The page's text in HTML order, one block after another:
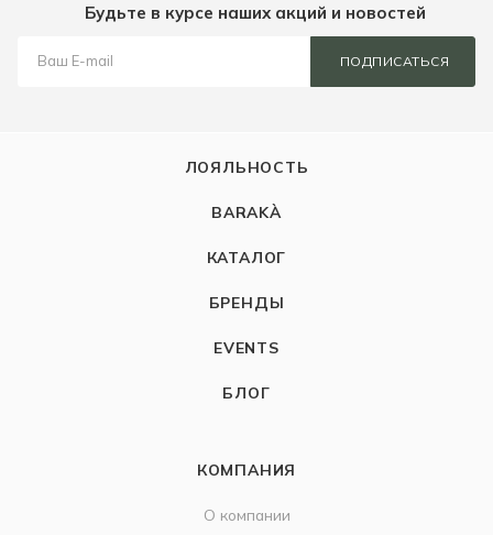
Будьте в курсе наших акций и новостей
ПОДПИСАТЬСЯ
ЛОЯЛЬНОСТЬ
BARAKÀ
КАТАЛОГ
БРЕНДЫ
EVENTS
БЛОГ
КОМПАНИЯ
О компании